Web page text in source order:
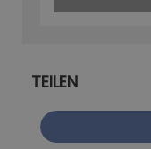
TEILEN